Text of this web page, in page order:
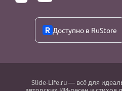
Доступно в RuStore
Slide-Life.ru— всё для